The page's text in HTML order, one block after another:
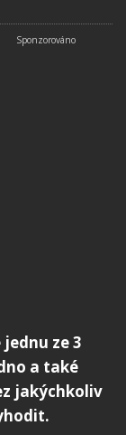
ze 3
a také
jakýchkoliv